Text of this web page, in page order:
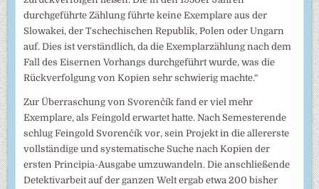
durchgeführte Zählung führte keine Exemplare aus der
Slowakei, der Tschechischen Republik, Polen oder Ungarn
auf. Dies ist verständlich, da die Exemplarzählung nach dem
Fall des Eisernen Vorhangs durchgeführt wurde, was die
Rückverfolgung von Kopien sehr schwierig machte.“
Zur Überraschung von Svorenčík fand er viel mehr
Exemplare, als Feingold erwartet hatte. Nach Semesterende
schlug Feingold Svorenčík vor, sein Projekt in die allererste
vollständige und systematische Suche nach Kopien der
ersten Principia-Ausgabe umzuwandeln. Die anschließende
Detektivarbeit auf der ganzen Welt ergab etwa 200 bisher